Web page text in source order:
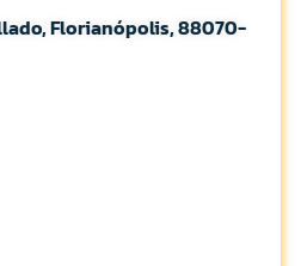
Florianópolis, 88070-